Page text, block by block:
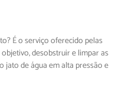
É o serviço oferecido pelas
desobstruir e limpar as
jato de água em alta pressão e